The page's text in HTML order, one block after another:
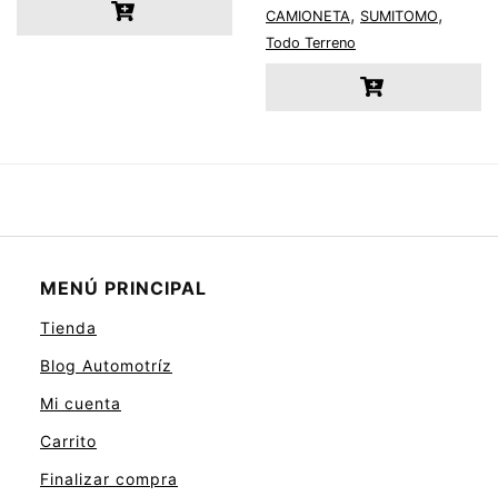
CAMIONETA, SUMITOMO,
Todo Terreno
MENÚ PRINCIPAL
Tienda
Blog Automotríz
Mi cuenta
Carrito
Finalizar compra